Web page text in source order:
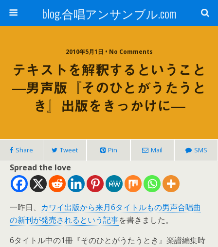
blog.合唱アンサンブル.com
2010年5月1日 • No Comments
テキストを解釈するということ
—男声版『そのひとがうたうと
き』出版をきっかけに—
Share Tweet Pin Mail SMS
Spread the love
一昨日、 カワイ出版から来月6タイトルもの男声合唱曲
の新刊が発売されるという記事を書きました。
6タイトル中の1冊『そのひとがうたうとき』楽譜編集時